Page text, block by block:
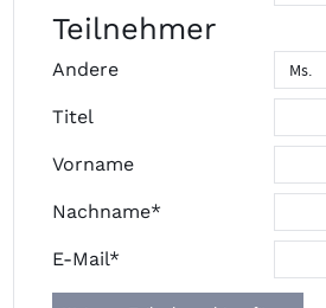
Teilnehmer
Andere
Titel
Vorname
Nachname*
E-Mail*